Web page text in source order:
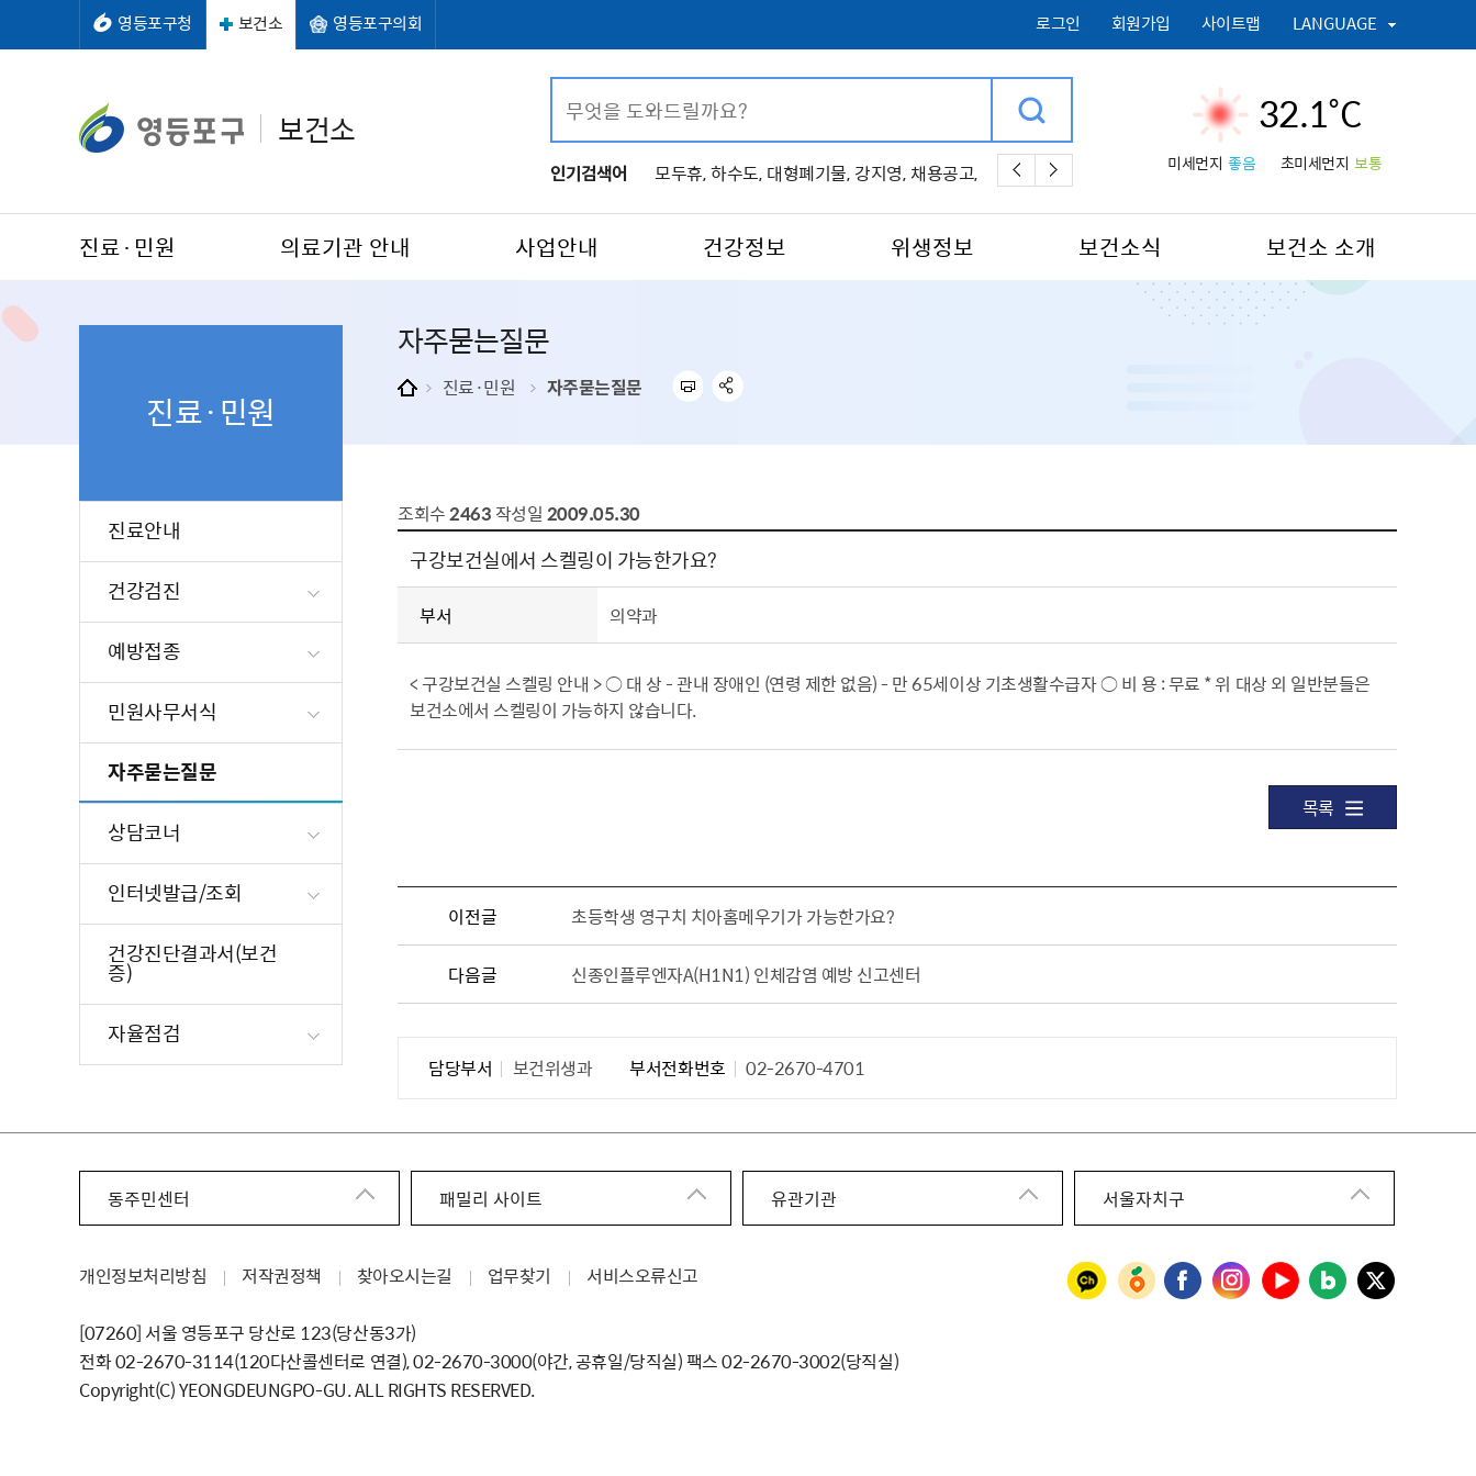
영등포구청 보건소 영등포구의회 로그인 회원가입 사이트맵 LANGUAGE
보건소
인기검색어 모두휴, 하수도, 대형폐기물, 강지영, 채용공고, 거주자, 경부선, 기간제근로자 채용, 동행일자리, 수송버스,
32.1˚C
미세먼지 좋음 초미세먼지 보통
진료·민원 의료기관 안내 사업안내 건강정보 위생정보 보건소식 보건소 소개
진료·민원
진료안내
건강검진
예방접종
민원사무서식
자주묻는질문
상담코너
인터넷발급/조회
건강진단결과서(보건
증)
자율점검
자주묻는질문
진료·민원 자주묻는질문
조회수2463 작성일 2009.05.30
구강보건실에서 스켈링이 가능한가요?
부서 의약과
< 구강보건실 스켈링 안내 > ○ 대 상 - 관내 장애인 (연령 제한 없음) - 만 65세이상 기초생활수급자 ○ 비 용 : 무료 * 위 대상 외 일반분들은
보건소에서 스켈링이 가능하지 않습니다.
목록
이전글 초등학생 영구치 치아홈메우기가 가능한가요?
다음글 신종인플루엔자A(H1N1) 인체감염 예방 신고센터
담당부서 보건위생과 부서전화번호 02-2670-4701
동주민센터 패밀리 사이트 유관기관 서울자치구
개인정보처리방침 저작권정책 찾아오시는길 업무찾기 서비스오류신고
[07260] 서울 영등포구 당산로 123（당산동3가）
전화 02-2670-3114（120다산콜센터로 연결）, 02-2670-3000（야간, 공휴일/당직실） 팩스 02-2670-3002（당직실）
Copyright（C） YEONGDEUNGPO-GU. ALL RIGHTS RESERVED.